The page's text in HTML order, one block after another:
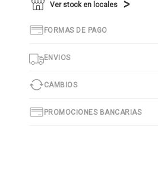
Ver stock en locales
FORMAS DE PAGO
ENVIOS
CAMBIOS
PROMOCIONES BANCARIAS